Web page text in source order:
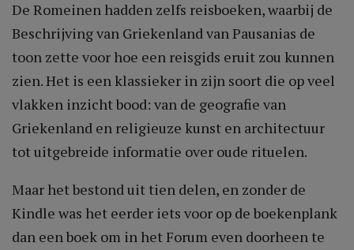
De Romeinen hadden zelfs reisboeken, waarbij de
Beschrijving van Griekenland van Pausanias de
toon zette voor hoe een reisgids eruit zou kunnen
zien. Het is een klassieker in zijn soort die op veel
vlakken inzicht bood: van de geografie van
Griekenland en religieuze kunst en architectuur
tot uitgebreide informatie over oude rituelen.
Maar het bestond uit tien delen, en zonder de
Kindle was het eerder iets voor op de boekenplank
dan een boek om in het Forum even doorheen te